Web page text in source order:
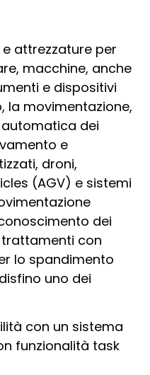
attrezzature per
macchine, anche
e dispositivi
la movimentazione,
dei
e
droni,
(AGV) e sistemi
dei
trattamenti con
lo spandimento
uno dei
con un sistema
funzionalità task